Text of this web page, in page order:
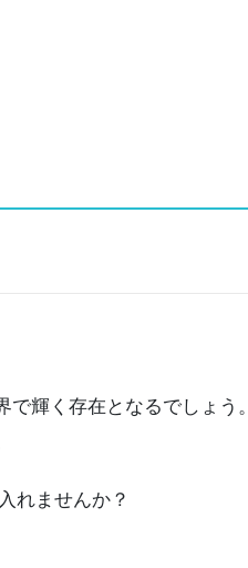
輝く存在となるでしょう。
れませんか？